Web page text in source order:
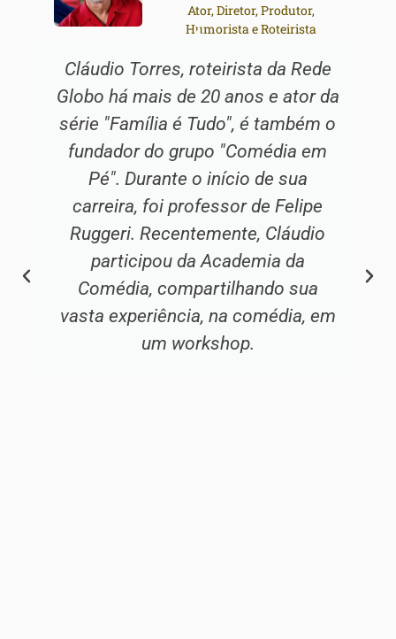
Cláudio Torres, roteirista da Rede
Globo há mais de 20 anos e ator da
série "Família é Tudo", é também o
fundador do grupo "Comédia em
Pé". Durante o início de sua
carreira, foi professor de Felipe
Ruggeri. Recentemente, Cláudio
participou da Academia da
Comédia, compartilhando sua
vasta experiência, na comédia, em
um workshop.
Ator, Diretor, Produtor,
Humorista e Roteirista